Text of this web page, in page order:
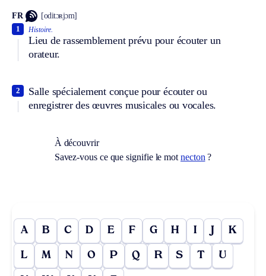
FR [oditɔʀjɔm]
Histoire.
Lieu de rassemblement prévu pour écouter un
orateur.
1
Salle spécialement conçue pour écouter ou
enregistrer des œuvres musicales ou vocales.
2
À découvrir
Savez-vous ce que signifie le mot necton ?
A B C D E F G H I J K
L M N O P Q R S T U